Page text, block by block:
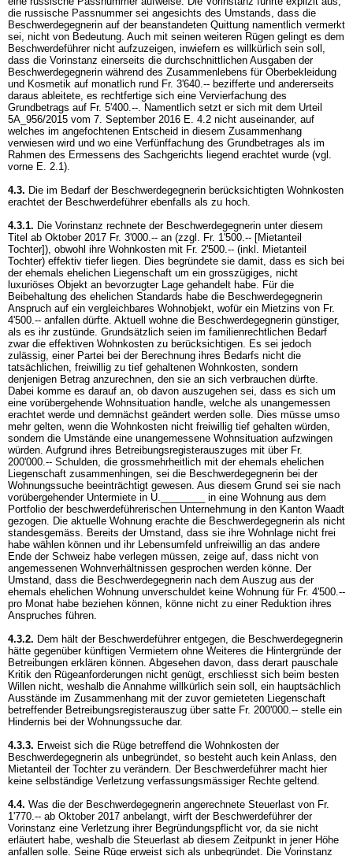
die russische Passnummer sei angesichts des Umstands, dass die
Beschwerdegegnerin auf der beanstandeten Quittung namentlich vermerkt
sei, nicht von Bedeutung. Auch mit seinen weiteren Rügen gelingt es dem
Beschwerdeführer nicht aufzuzeigen, inwiefern es willkürlich sein soll,
dass die Vorinstanz einerseits die durchschnittlichen Ausgaben der
Beschwerdegegnerin während des Zusammenlebens für Oberbekleidung
und Kosmetik auf monatlich rund Fr. 3'640.-- bezifferte und andererseits
daraus ableitete, es rechtfertige sich eine Vervierfachung des
Grundbetrags auf Fr. 5'400.--. Namentlich setzt er sich mit dem Urteil
5A_956/2015 vom 7. September 2016 E. 4.2 nicht auseinander, auf
welches im angefochtenen Entscheid in diesem Zusammenhang
verwiesen wird und wo eine Verfünffachung des Grundbetrages als im
Rahmen des Ermessens des Sachgerichts liegend erachtet wurde (vgl.
vorne E. 2.1).
4.3. Die im Bedarf der Beschwerdegegnerin berücksichtigten Wohnkosten
erachtet der Beschwerdeführer ebenfalls als zu hoch.
4.3.1. Die Vorinstanz rechnete der Beschwerdegegnerin unter diesem
Titel ab Oktober 2017 Fr. 3'000.-- an (zzgl. Fr. 1'500.-- [Mietanteil
Tochter]), obwohl ihre Wohnkosten mit Fr. 2'500.-- (inkl. Mietanteil
Tochter) effektiv tiefer liegen. Dies begründete sie damit, dass es sich bei
der ehemals ehelichen Liegenschaft um ein grosszügiges, nicht
luxuriöses Objekt an bevorzugter Lage gehandelt habe. Für die
Beibehaltung des ehelichen Standards habe die Beschwerdegegnerin
Anspruch auf ein vergleichbares Wohnobjekt, wofür ein Mietzins von Fr.
4'500.-- anfallen dürfte. Aktuell wohne die Beschwerdegegnerin günstiger,
als es ihr zustünde. Grundsätzlich seien im familienrechtlichen Bedarf
zwar die effektiven Wohnkosten zu berücksichtigen. Es sei jedoch
zulässig, einer Partei bei der Berechnung ihres Bedarfs nicht die
tatsächlichen, freiwillig zu tief gehaltenen Wohnkosten, sondern
denjenigen Betrag anzurechnen, den sie an sich verbrauchen dürfte.
Dabei komme es darauf an, ob davon auszugehen sei, dass es sich um
eine vorübergehende Wohnsituation handle, welche als unangemessen
erachtet werde und demnächst geändert werden solle. Dies müsse umso
mehr gelten, wenn die Wohnkosten nicht freiwillig tief gehalten würden,
sondern die Umstände eine unangemessene Wohnsituation aufzwingen
würden. Aufgrund ihres Betreibungsregisterauszuges mit über Fr.
200'000.-- Schulden, die grossmehrheitlich mit der ehemals ehelichen
Liegenschaft zusammenhingen, sei die Beschwerdegegnerin bei der
Wohnungssuche beeinträchtigt gewesen. Aus diesem Grund sei sie nach
vorübergehender Untermiete in U.________ in eine Wohnung aus dem
Portfolio der beschwerdeführerischen Unternehmung in den Kanton Waadt
gezogen. Die aktuelle Wohnung erachte die Beschwerdegegnerin als nicht
standesgemäss. Bereits der Umstand, dass sie ihre Wohnlage nicht frei
habe wählen können und ihr Lebensumfeld unfreiwillig an das andere
Ende der Schweiz habe verlegen müssen, zeige auf, dass nicht von
angemessenen Wohnverhältnissen gesprochen werden könne. Der
Umstand, dass die Beschwerdegegnerin nach dem Auszug aus der
ehemals ehelichen Wohnung unverschuldet keine Wohnung für Fr. 4'500.--
pro Monat habe beziehen können, könne nicht zu einer Reduktion ihres
Anspruches führen.
4.3.2. Dem hält der Beschwerdeführer entgegen, die Beschwerdegegnerin
hätte gegenüber künftigen Vermietern ohne Weiteres die Hintergründe der
Betreibungen erklären können. Abgesehen davon, dass derart pauschale
Kritik den Rügeanforderungen nicht genügt, erschliesst sich beim besten
Willen nicht, weshalb die Annahme willkürlich sein soll, ein hauptsächlich
Ausstände im Zusammenhang mit der zuvor gemieteten Liegenschaft
betreffender Betreibungsregisterauszug über satte Fr. 200'000.-- stelle ein
Hindernis bei der Wohnungssuche dar.
4.3.3. Erweist sich die Rüge betreffend die Wohnkosten der
Beschwerdegegnerin als unbegründet, so besteht auch kein Anlass, den
Mietanteil der Tochter zu verändern. Der Beschwerdeführer macht hier
keine selbständige Verletzung verfassungsmässiger Rechte geltend.
4.4. Was die der Beschwerdegegnerin angerechnete Steuerlast von Fr.
1'770.-- ab Oktober 2017 anbelangt, wirft der Beschwerdeführer der
Vorinstanz eine Verletzung ihrer Begründungspflicht vor, da sie nicht
erläutert habe, weshalb die Steuerlast ab diesem Zeitpunkt in jener Höhe
anfallen solle. Seine Rüge erweist sich als unbegründet. Die Vorinstanz